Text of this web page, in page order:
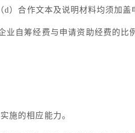
d）合作文本及说明材料均须加盖
业自筹经费与申请资助经费的比
施的相应能力。